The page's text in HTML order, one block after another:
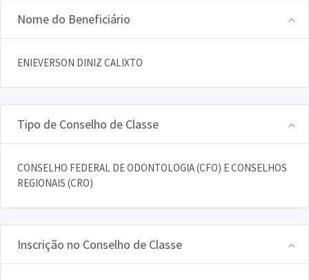
Nome do Beneficiário
ENIEVERSON DINIZ CALIXTO
Tipo de Conselho de Classe
CONSELHO FEDERAL DE ODONTOLOGIA (CFO) E CONSELHOS
REGIONAIS (CRO)
Inscrição no Conselho de Classe